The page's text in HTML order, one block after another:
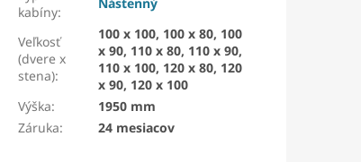
kabíny:
Veľkosť
(dvere x
stena):
100 x 100, 100 x 80, 100
x 90, 110 x 80, 110 x 90,
110 x 100, 120 x 80, 120
x 90, 120 x 100
Výška:
1950 mm
Záruka: 24 mesiacov